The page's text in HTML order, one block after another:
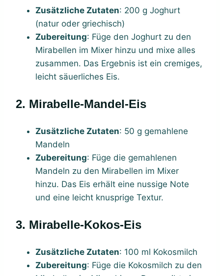
Zusätzliche Zutaten: 200 g Joghurt
(natur oder griechisch)
Zubereitung: Füge den Joghurt zu den
Mirabellen im Mixer hinzu und mixe alles
zusammen. Das Ergebnis ist ein cremiges,
leicht säuerliches Eis.
2. Mirabelle-Mandel-Eis
Zusätzliche Zutaten: 50 g gemahlene
Mandeln
Zubereitung: Füge die gemahlenen
Mandeln zu den Mirabellen im Mixer
hinzu. Das Eis erhält eine nussige Note
und eine leicht knusprige Textur.
3. Mirabelle-Kokos-Eis
Zusätzliche Zutaten: 100 ml Kokosmilch
Zubereitung: Füge die Kokosmilch zu den